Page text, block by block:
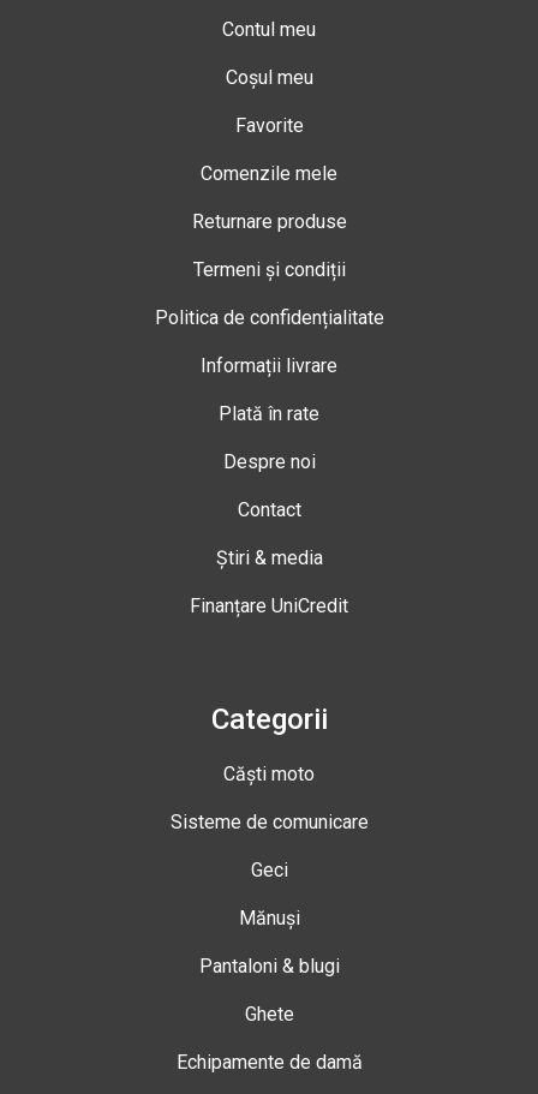
Contul meu
Coșul meu
Favorite
Comenzile mele
Returnare produse
Termeni și condiții
Politica de confidențialitate
Informații livrare
Plată în rate
Despre noi
Contact
Știri & media
Finanțare UniCredit
Categorii
Căști moto
Sisteme de comunicare
Geci
Mănuși
Pantaloni & blugi
Ghete
Echipamente de damă